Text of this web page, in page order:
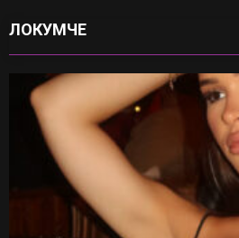
ЛОКУМЧЕ